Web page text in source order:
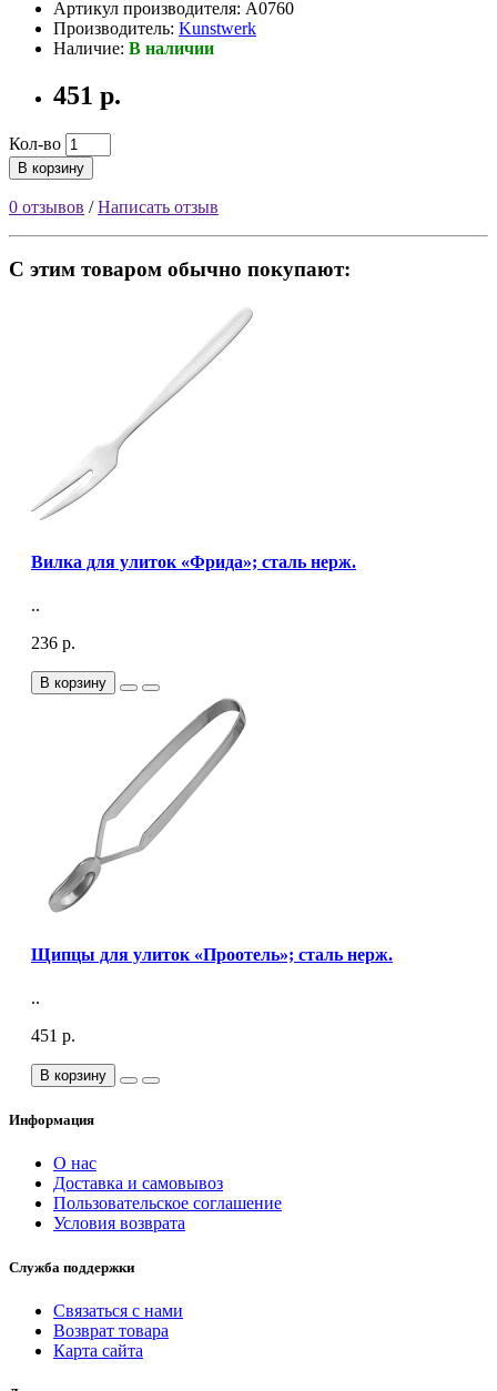
Артикул производителя: A0760
Производитель: Kunstwerk
Наличие: В наличии
451 р.
Кол-во
В корзину
0 отзывов /Написать отзыв
С этим товаром обычно покупают:
Вилка для улиток «Фрида»; сталь нерж.
..
236 р.
В корзину
Щипцы для улиток «Проотель»; сталь нерж.
..
451 р.
В корзину
Информация
О нас
Доставка и самовывоз
Пользовательское соглашение
Условия возврата
Служба поддержки
Связаться с нами
Возврат товара
Карта сайта